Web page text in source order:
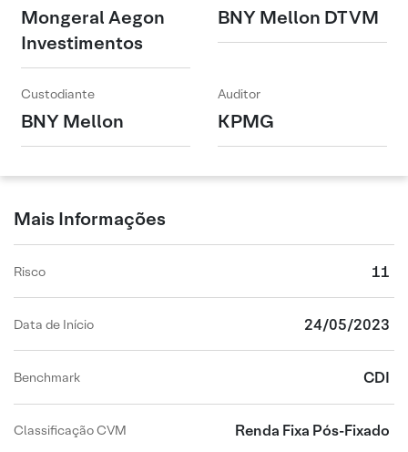
Mongeral Aegon
Investimentos
BNY Mellon DTVM
Custodiante
BNY Mellon
Auditor
KPMG
Mais Informações
Risco 11
Data de Início 24/05/2023
Benchmark CDI
Classificação CVM Renda Fixa Pós-Fixado